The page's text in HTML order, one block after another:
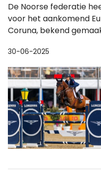
De Noorse federatie
voor het aankomend
Coruna, bekend
30-06-2025